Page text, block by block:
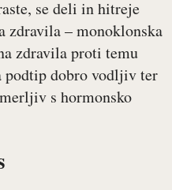
se deli in hitreje
zdravila – monoklonska
zdravila proti temu
podtip dobro vodljiv ter
s hormonsko